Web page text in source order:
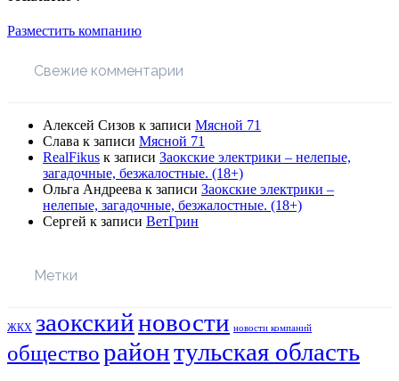
Разместить компанию
Свежие комментарии
Алексей Сизов к записи Мясной 71
Слава к записи Мясной 71
RealFikus к записи Заокские электрики – нелепые,
загадочные, безжалостные. (18+)
Ольга Андреева к записи Заокские электрики –
нелепые, загадочные, безжалостные. (18+)
Сергей к записи ВетГрин
Метки
ЖКХ заокскийновости новости компаний
обществорайонтульская область